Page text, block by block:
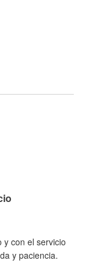
y con el servicio
y paciencia.